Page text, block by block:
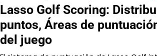
Lasso Golf Scoring:
puntos, Áreas de
del juego